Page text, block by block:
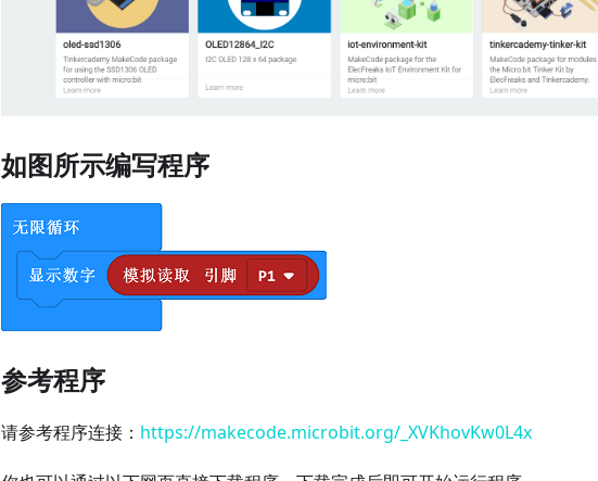
如图所示编写程序
参考程序
请参考程序连接： https://makecode.microbit.org/_XVKhovKw0L4x